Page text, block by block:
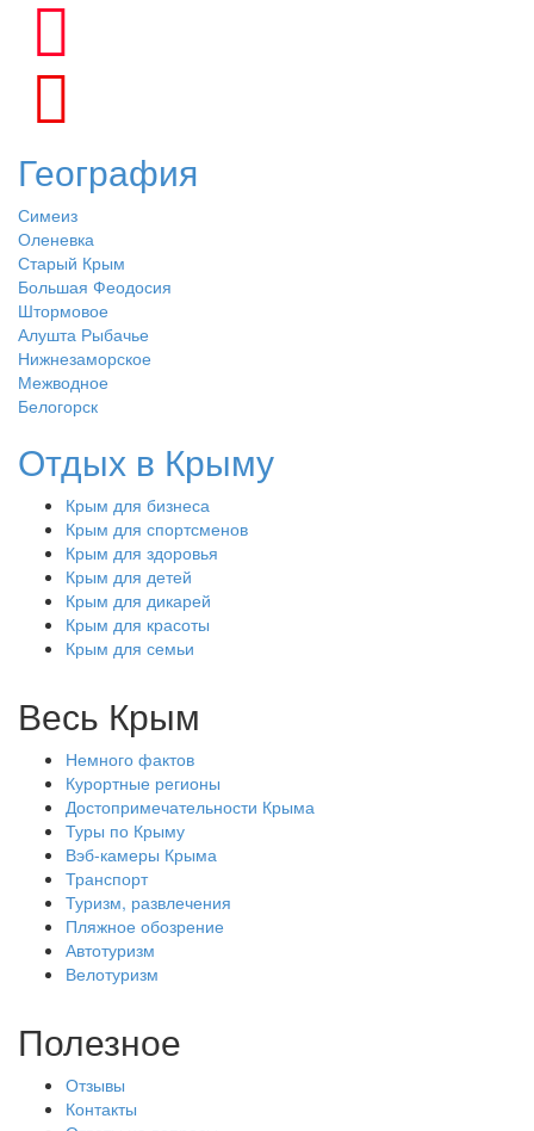
География
Симеиз
Оленевка
Старый Крым
Большая Феодосия
Штормовое
Алушта Рыбачье
Нижнезаморское
Межводное
Белогорск
Отдых в Крыму
Крым для бизнеса
Крым для спортсменов
Крым для здоровья
Крым для детей
Крым для дикарей
Крым для красоты
Крым для семьи
Весь Крым
Немного фактов
Курортные регионы
Достопримечательности Крыма
Туры по Крыму
Вэб-камеры Крыма
Транспорт
Туризм, развлечения
Пляжное обозрение
Автотуризм
Велотуризм
Полезное
Отзывы
Контакты